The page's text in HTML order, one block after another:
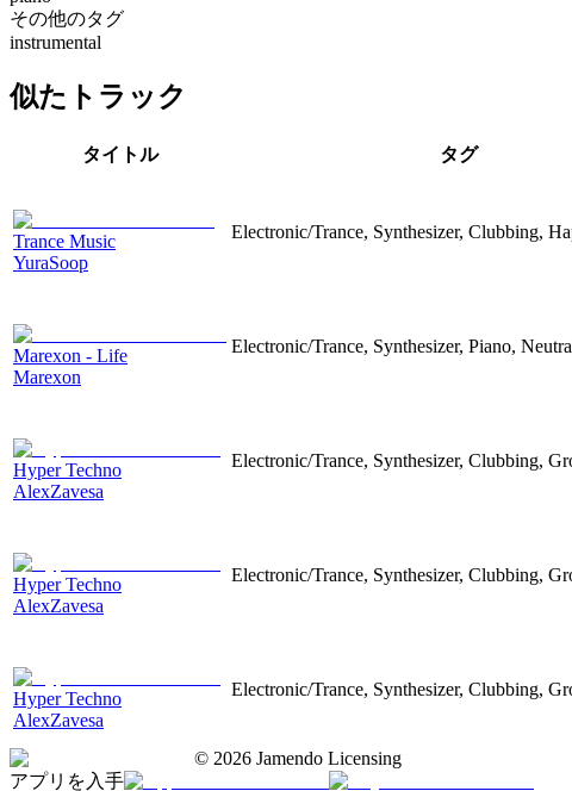
その他のタグ
instrumental
似たトラック
タイトル タグ
Trance Music
YuraSoop
Electronic/Trance, Synthesizer, Clubbing,
Marexon - Life
Marexon
Electronic/Trance, Synthesizer, Piano,
Hyper Techno
AlexZavesa
Electronic/Trance, Synthesizer, Clubbing,
Hyper Techno
AlexZavesa
Electronic/Trance, Synthesizer, Clubbing,
Hyper Techno
AlexZavesa
Electronic/Trance, Synthesizer, Clubbing,
© 2026 Jamendo Licensing
アプリを入手